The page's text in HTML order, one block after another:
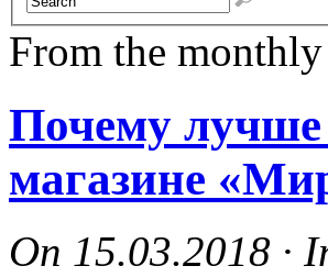
From the
Почему лучше
магазине
On 15.03.2018 ·